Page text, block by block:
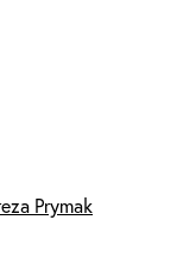
Prymak